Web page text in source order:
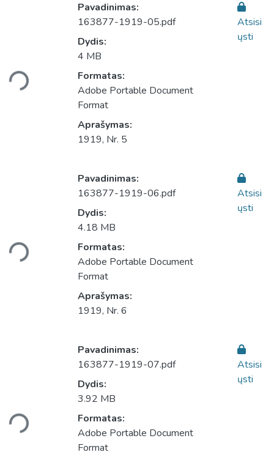
Įkeliama...
Pavadinimas:
163877-1919-05.pdf
Dydis:
4 MB
Formatas:
Adobe Portable Document
Format
Aprašymas:
1919, Nr. 5
Atsisi
ųsti
Įkeliama...
Pavadinimas:
163877-1919-06.pdf
Dydis:
4.18 MB
Formatas:
Adobe Portable Document
Format
Aprašymas:
1919, Nr. 6
Atsisi
ųsti
Įkeliama...
Pavadinimas:
163877-1919-07.pdf
Dydis:
3.92 MB
Formatas:
Adobe Portable Document
Format
Atsisi
ųsti